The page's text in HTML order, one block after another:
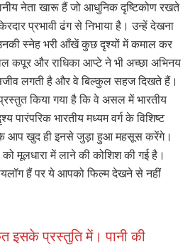
नेता खारू हैं जो आधुनिक दृष्टिकोण रखते
प्रभावी ढंग से निभाया है। उन्हें देखना
उनकी स्नेह भरी आँखें कुछ दृश्यों में कमाल कर
कपूर और राधिका आप्टे ने भी अच्छा अभिनय
लगती है और वे बिल्कुल सहज दिखते हैं।
किया गया है कि वे असल में भारतीय
भारतीय मध्यम वर्ग के विशिष्ट
आप खुद ही इनसे जुड़ा हुआ महसूस करेंगे।
मूलधारा में लाने की कोशिश की गई है।
हैं पर ये आपको फिल्म देखने से नहीं
इसके प्रस्तुति में। पानी की